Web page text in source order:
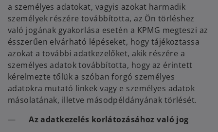
a személyes adatokat, vagyis azokat harmadik
személyek részére továbbította, az Ön törléshez
való jogának gyakorlása esetén a KPMG megteszi az
ésszerűen elvárható lépéseket, hogy tájékoztassa
azokat a további adatkezelőket, akik részére a
személyes adatok továbbította, hogy az érintett
kérelmezte tőlük a szóban forgó személyes
adatokra mutató linkek vagy e személyes adatok
másolatának, illetve másodpéldányának törlését.
—Az adatkezelés korlátozásához való jog